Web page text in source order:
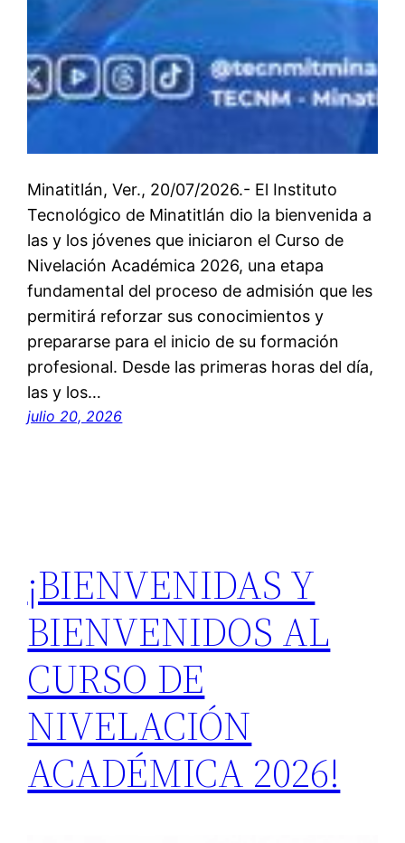
Minatitlán, Ver., 20/07/2026.- El Instituto
Tecnológico de Minatitlán dio la bienvenida a
las y los jóvenes que iniciaron el Curso de
Nivelación Académica 2026, una etapa
fundamental del proceso de admisión que les
permitirá reforzar sus conocimientos y
prepararse para el inicio de su formación
profesional. Desde las primeras horas del día,
las y los…
julio 20, 2026
¡BIENVENIDAS Y
BIENVENIDOS AL
CURSO DE
NIVELACIÓN
ACADÉMICA 2026!